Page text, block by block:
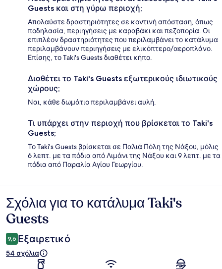
Guests και στη γύρω περιοχή;
Απολαύστε δραστηριότητες σε κοντινή απόσταση, όπως
ποδηλασία, περιηγήσεις με καραβάκι και πεζοπορία. Οι
επιπλέον δραστηριότητες που περιλαμβάνει το κατάλυμα
περιλαμβάνουν περιηγήσεις με ελικόπτερο/αεροπλάνο.
Επίσης, το Taki's Guests διαθέτει κήπο.
Διαθέτει το Taki's Guests εξωτερικούς ιδιωτικούς
χώρους;
Ναι, κάθε δωμάτιο περιλαμβάνει αυλή.
Τι υπάρχει στην περιοχή που βρίσκεται το Taki's
Guests;
Το Taki's Guests βρίσκεται σε Παλιά Πόλη της Νάξου, μόλις
6 λεπτ. με τα πόδια από Λιμάνι της Νάξου και 9 λεπτ. με τα
πόδια από Παραλία Αγίου Γεωργίου.
Σχόλια
Σχόλια για το κατάλυμα Taki's
Guests
9,6 Εξαιρετικό
54 σχόλια